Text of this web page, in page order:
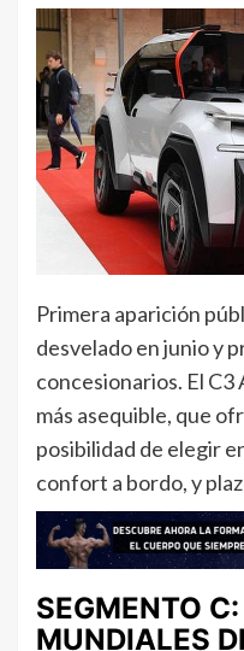
Primera aparición
desvelado en junio y
concesionarios. El C3
más asequible, que
posibilidad de elegir
confort a bordo, y
SEGMENTO
MUNDIALES